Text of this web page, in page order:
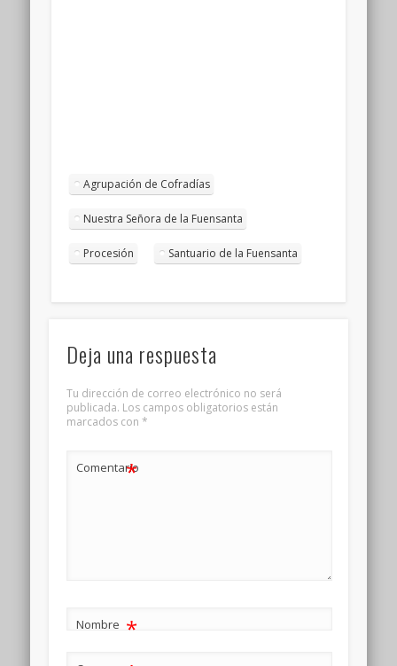
Agrupación de Cofradías
Nuestra Señora de la Fuensanta
Procesión Santuario de la Fuensanta
Deja una respuesta
Tu dirección de correo electrónico no será
publicada. Los campos obligatorios están
marcados con *
Comentario
*
Nombre *